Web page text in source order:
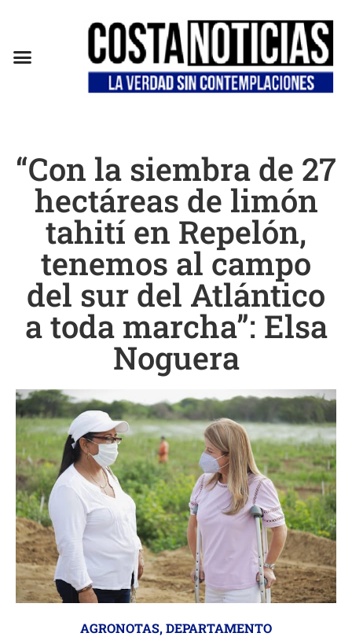
“Con la siembra de 27
hectáreas de limón
tahití en Repelón,
tenemos al campo
del sur del Atlántico
a toda marcha”: Elsa
Noguera
AGRONOTAS,DEPARTAMENTO